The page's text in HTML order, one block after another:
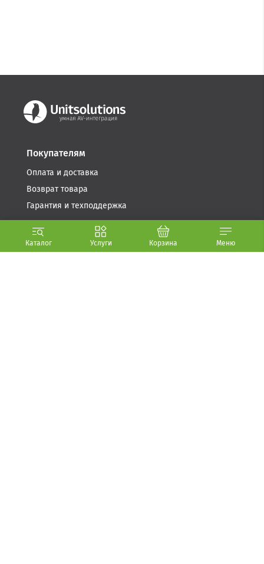
Услуги
Каталог Корзина Меню
Покупателям
Оплата и доставка
Возврат товара
Гарантия и техподдержка
Компания